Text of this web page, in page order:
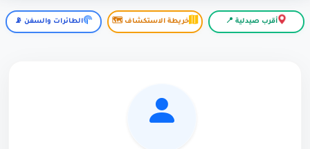
أقرب صيدلية 📍 خريطة الاستكشاف 🗺️ الطائرات والسفن 📡